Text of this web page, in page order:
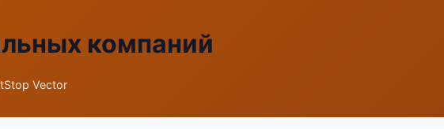
компаний
Vector